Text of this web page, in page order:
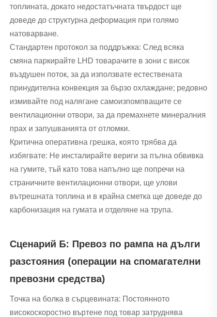
топлината, докато недостатъчната твърдост ще
доведе до структурна деформация при голямо
натоварване.
Стандартен протокол за поддръжка: След всяка
смяна паркирайте LHD товарачите в зони с висок
въздушен поток, за да използвате естествената
принудителна конвекция за бързо охлаждане; редовно
измивайте под налягане самоизпомпващите се
вентилационни отвори, за да премахнете минералния
прах и запушванията от отломки.
Критична оперативна грешка, която трябва да
избягвате: Не инсталирайте вериги за пълна обвивка
на гумите, тъй като това напълно ще попречи на
страничните вентилационни отвори, ще улови
вътрешната топлина и в крайна сметка ще доведе до
карбонизация на гумата и отделяне на трупа.
Сценарий Б: Превоз по рампа на дълги
разстояния (операции на спомагателни
превозни средства)
Точка на болка в сърцевината: Постоянното
високоскоростно въртене под товар затруднява